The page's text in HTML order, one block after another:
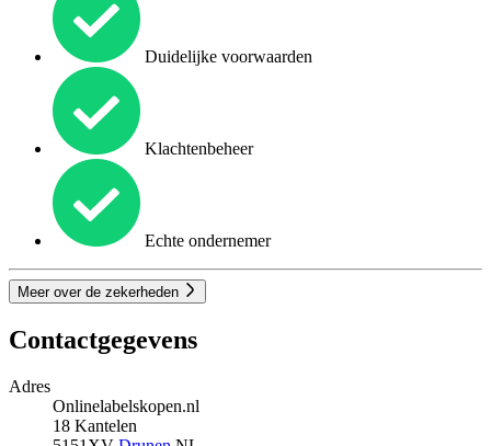
Duidelijke voorwaarden
Klachtenbeheer
Echte ondernemer
Meer over de zekerheden
Contactgegevens
Adres
Onlinelabelskopen.nl
18 Kantelen